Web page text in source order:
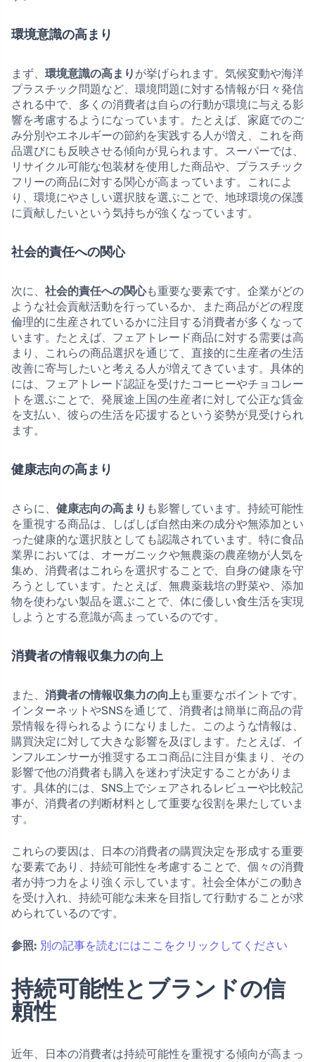
環境意識の高まり
まず、 環境意識の高まり が挙げられます。気候変動や海洋
プラスチック問題など、環境問題に対する情報が日々発信
される中で、多くの消費者は自らの行動が環境に与える影
響を考慮するようになっています。たとえば、家庭でのご
み分別やエネルギーの節約を実践する人が増え、これを商
品選びにも反映させる傾向が見られます。スーパーでは、
リサイクル可能な包装材を使用した商品や、プラスチック
フリーの商品に対する関心が高まっています。これによ
り、環境にやさしい選択肢を選ぶことで、地球環境の保護
に貢献したいという気持ちが強くなっています。
社会的責任への関心
次に、 社会的責任への関心も重要な要素です。企業がどの
ような社会貢献活動を行っているか、また商品がどの程度
倫理的に生産されているかに注目する消費者が多くなって
います。たとえば、フェアトレード商品に対する需要は高
まり、これらの商品選択を通じて、直接的に生産者の生活
改善に寄与したいと考える人が増えてきています。具体的
には、フェアトレード認証を受けたコーヒーやチョコレー
トを選ぶことで、発展途上国の生産者に対して公正な賃金
を支払い、彼らの生活を応援するという姿勢が見受けられ
ます。
健康志向の高まり
さらに、 健康志向の高まり も影響しています。持続可能性
を重視する商品は、しばしば自然由来の成分や無添加とい
った健康的な選択肢としても認識されています。特に食品
業界においては、オーガニックや無農薬の農産物が人気を
集め、消費者はこれらを選択することで、自身の健康を守
ろうとしています。たとえば、無農薬栽培の野菜や、添加
物を使わない製品を選ぶことで、体に優しい食生活を実現
しようとする意識が高まっているのです。
消費者の情報収集力の向上
また、 消費者の情報収集力の向上も重要なポイントです。
インターネットやSNSを通じて、消費者は簡単に商品の背
景情報を得られるようになりました。このような情報は、
購買決定に対して大きな影響を及ぼします。たとえば、イ
ンフルエンサーが推奨するエコ商品に注目が集まり、その
影響で他の消費者も購入を迷わず決定することがありま
す。具体的には、SNS上でシェアされるレビューや比較記
事が、消費者の判断材料として重要な役割を果たしていま
す。
これらの要因は、日本の消費者の購買決定を形成する重要
な要素であり、持続可能性を考慮することで、個々の消費
者が持つ力をより強く示しています。社会全体がこの動き
を受け入れ、持続可能な未来を目指して行動することが求
められているのです。
参照: 別の記事を読むにはここをクリックしてください
持続可能性とブランドの信
頼性
近年、日本の消費者は持続可能性を重視する傾向が高まっ